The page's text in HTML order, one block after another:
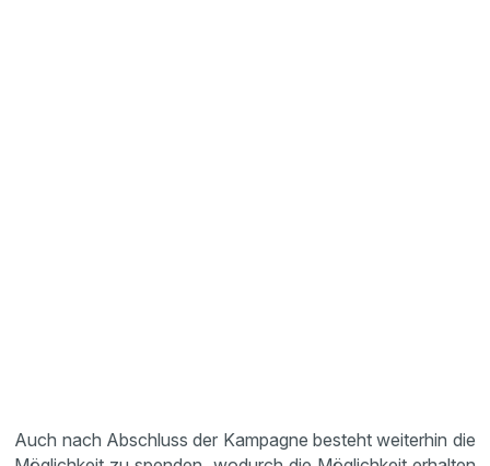
Auch nach Abschluss der Kampagne besteht weiterhin die